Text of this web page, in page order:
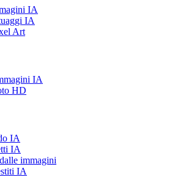
IA
IA
Art
IA
HD
IA
IA
immagini
IA